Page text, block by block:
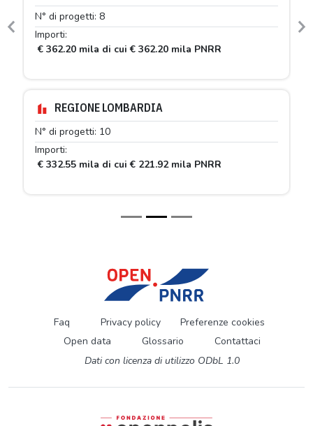
N° di progetti: 8
Importi:
€ 362.20 mila di cui € 362.20 mila PNRR
REGIONE LOMBARDIA
N° di progetti: 10
Importi:
€ 332.55 mila di cui € 221.92 mila PNRR
Previous
Faq Privacy policy
Preferenze cookies
Open data
Glossario
Contattaci
Dati con licenza di utilizzo ODbL 1.0